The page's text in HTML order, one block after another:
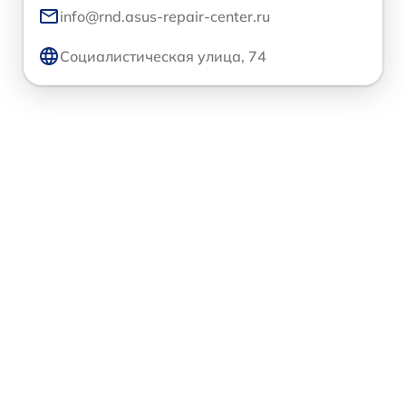
info@rnd.asus-repair-center.ru
Социалистическая улица, 74